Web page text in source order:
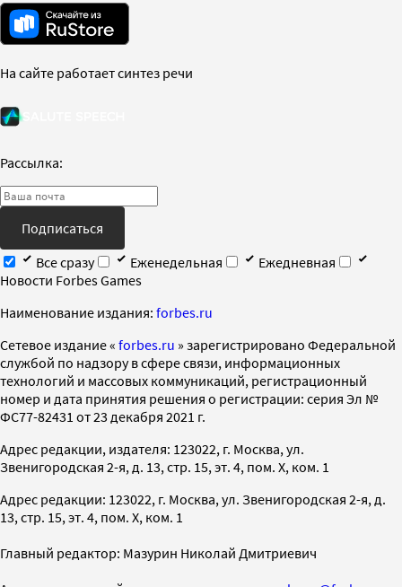
На сайте работает синтез речи
Рассылка:
Подписаться
Все сразу
Еженедельная
Ежедневная
Новости Forbes Games
Наименование издания: forbes.ru
Cетевое издание « forbes.ru » зарегистрировано Федеральной
службой по надзору в сфере связи, информационных
технологий и массовых коммуникаций, регистрационный
номер и дата принятия решения о регистрации: серия Эл №
ФС77-82431 от 23 декабря 2021 г.
Адрес редакции, издателя: 123022, г. Москва, ул.
Звенигородская 2-я, д. 13, стр. 15, эт. 4, пом. X, ком. 1
Адрес редакции: 123022, г. Москва, ул. Звенигородская 2-я, д.
13, стр. 15, эт. 4, пом. X, ком. 1
Главный редактор: Мазурин Николай Дмитриевич